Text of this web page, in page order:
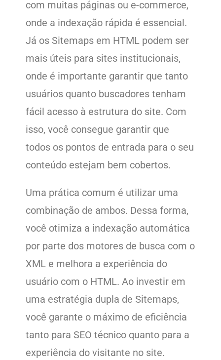
com muitas páginas ou e-commerce,
onde a indexação rápida é essencial.
Já os Sitemaps em HTML podem ser
mais úteis para sites institucionais,
onde é importante garantir que tanto
usuários quanto buscadores tenham
fácil acesso à estrutura do site. Com
isso, você consegue garantir que
todos os pontos de entrada para o seu
conteúdo estejam bem cobertos.
Uma prática comum é utilizar uma
combinação de ambos. Dessa forma,
você otimiza a indexação automática
por parte dos motores de busca com o
XML e melhora a experiência do
usuário com o HTML. Ao investir em
uma estratégia dupla de Sitemaps,
você garante o máximo de eficiência
tanto para SEO técnico quanto para a
experiência do visitante no site.